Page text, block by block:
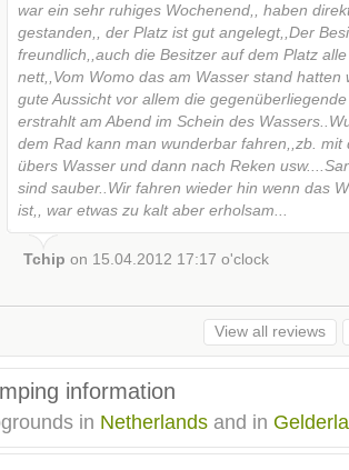
war ein sehr ruhiges Wochenend,, haben
gestanden,, der Platz ist gut angelegt,,Der
freundlich,,auch die Besitzer auf dem Platz
nett,,Vom Womo das am Wasser stand hatten
gute Aussicht vor allem die
erstrahlt am Abend im Schein des
dem Rad kann man wunderbar fahren,,zb. mit
übers Wasser und dann nach Reken
sind sauber..Wir fahren wieder hin wenn das
ist,, war etwas zu kalt aber erholsam...
Tchip on 15.04.2012 17:17 o'clock
View all reviews
information
in Netherlands and in